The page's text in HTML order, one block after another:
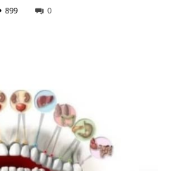
899 0